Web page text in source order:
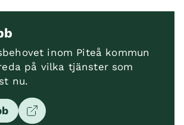
inom Piteå kommun
på vilka tjänster som
nu.